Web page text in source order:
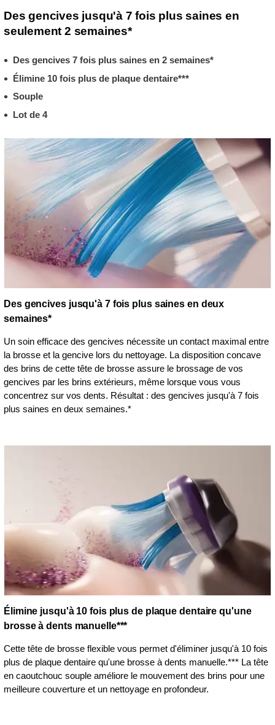
Des gencives jusqu'à 7 fois plus saines en
seulement 2 semaines*
Des gencives 7 fois plus saines en 2 semaines*
Élimine 10 fois plus de plaque dentaire***
Souple
Lot de 4
Des gencives jusqu'à 7 fois plus saines en deux
semaines*
Un soin efficace des gencives nécessite un contact maximal entre
la brosse et la gencive lors du nettoyage. La disposition concave
des brins de cette tête de brosse assure le brossage de vos
gencives par les brins extérieurs, même lorsque vous vous
concentrez sur vos dents. Résultat : des gencives jusqu'à 7 fois
plus saines en deux semaines.*
Élimine jusqu'à 10 fois plus de plaque dentaire qu'une
brosse à dents manuelle***
Cette tête de brosse flexible vous permet d'éliminer jusqu'à 10 fois
plus de plaque dentaire qu'une brosse à dents manuelle.*** La tête
en caoutchouc souple améliore le mouvement des brins pour une
meilleure couverture et un nettoyage en profondeur.